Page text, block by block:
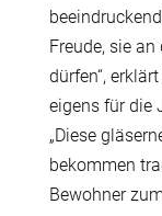
Freude, sie
dürfen“,
eigens für die
„Diese
bekommen
Bewohner